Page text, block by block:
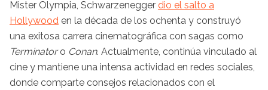
Mister Olympia, Schwarzenegger dio el salto a
Hollywood en la década de los ochenta y construyó
una exitosa carrera cinematográfica con sagas como
Terminatoro Conan. Actualmente, continúa vinculado al
cine y mantiene una intensa actividad en redes sociales,
donde comparte consejos relacionados con el